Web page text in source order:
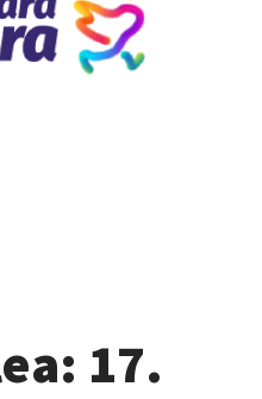
17.